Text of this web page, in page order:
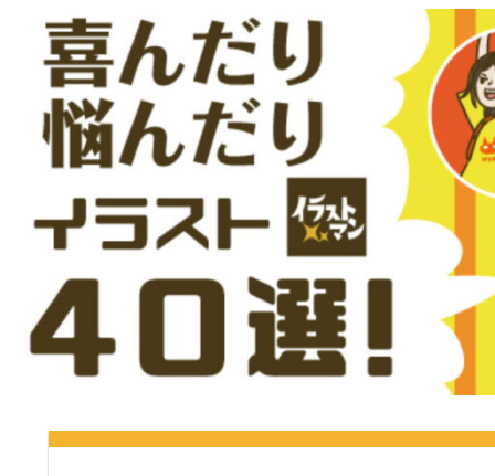
人
物
イ
ラ
ス
ト
専
門
ダ
ウ
ン
ロ
ー
ド
き
人
物
イ
ト